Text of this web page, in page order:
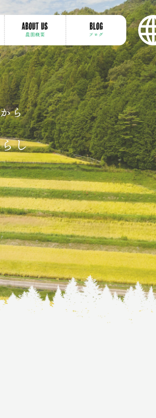
ABOUT US
農園概要
BLOG
ブログ
ら
し